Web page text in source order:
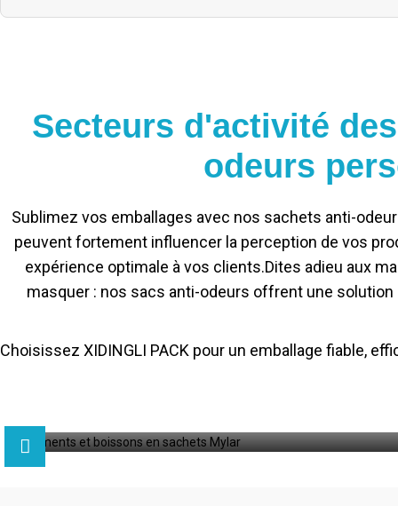
Secteurs d'activité
odeurs
Sublimez vos emballages avec nos sachets anti-
peuvent fortement influencer la perception de vos
expérience optimale à vos clients.Dites adieu aux
masquer : nos sacs anti-odeurs offrent une
Choisissez XIDINGLI PACK pour un emballage fiable,